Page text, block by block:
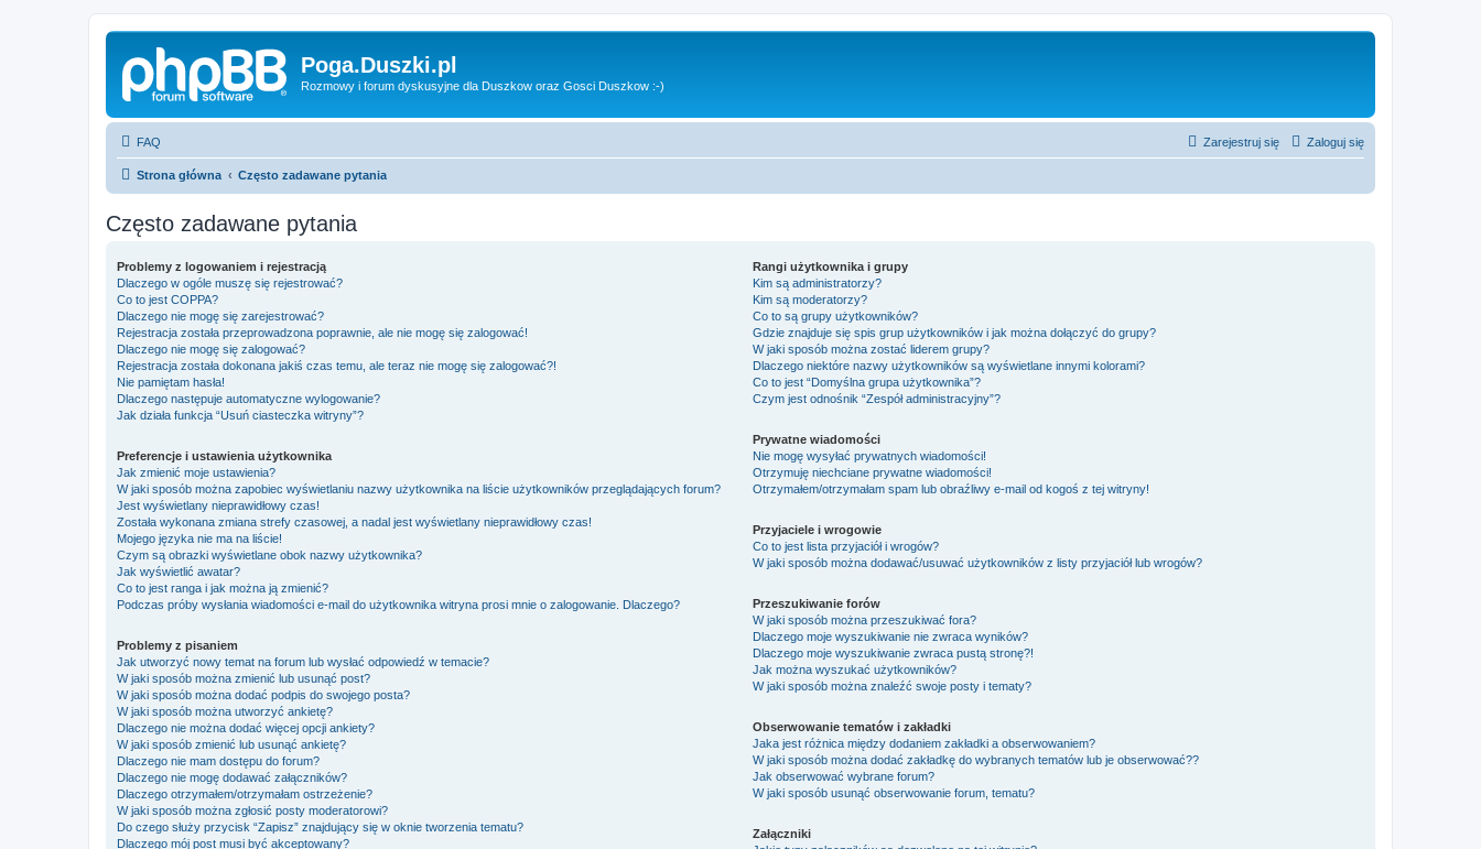
Poga.Duszki.pl
Rozmowy i forum dyskusyjne dla Duszkow oraz Gosci Duszkow :-)
FAQ Zaloguj się
Zarejestruj się
Strona główna Często zadawane pytania
Często zadawane pytania
Problemy z logowaniem i rejestracją
Dlaczego w ogóle muszę się rejestrować?
Co to jest COPPA?
Dlaczego nie mogę się zarejestrować?
Rejestracja została przeprowadzona poprawnie, ale nie mogę się zalogować!
Dlaczego nie mogę się zalogować?
Rejestracja została dokonana jakiś czas temu, ale teraz nie mogę się zalogować?!
Nie pamiętam hasła!
Dlaczego następuje automatyczne wylogowanie?
Jak działa funkcja “Usuń ciasteczka witryny”?
Preferencje i ustawienia użytkownika
Jak zmienić moje ustawienia?
W jaki sposób można zapobiec wyświetlaniu nazwy użytkownika na liście użytkowników przeglądających forum?
Jest wyświetlany nieprawidłowy czas!
Została wykonana zmiana strefy czasowej, a nadal jest wyświetlany nieprawidłowy czas!
Mojego języka nie ma na liście!
Czym są obrazki wyświetlane obok nazwy użytkownika?
Jak wyświetlić awatar?
Co to jest ranga i jak można ją zmienić?
Podczas próby wysłania wiadomości e-mail do użytkownika witryna prosi mnie o zalogowanie. Dlaczego?
Problemy z pisaniem
Jak utworzyć nowy temat na forum lub wysłać odpowiedź w temacie?
W jaki sposób można zmienić lub usunąć post?
W jaki sposób można dodać podpis do swojego posta?
W jaki sposób można utworzyć ankietę?
Dlaczego nie można dodać więcej opcji ankiety?
W jaki sposób zmienić lub usunąć ankietę?
Dlaczego nie mam dostępu do forum?
Dlaczego nie mogę dodawać załączników?
Dlaczego otrzymałem/otrzymałam ostrzeżenie?
W jaki sposób można zgłosić posty moderatorowi?
Do czego służy przycisk “Zapisz” znajdujący się w oknie tworzenia tematu?
Dlaczego mój post musi być akceptowany?
Rangi użytkownika i grupy
Kim są administratorzy?
Kim są moderatorzy?
Co to są grupy użytkowników?
Gdzie znajduje się spis grup użytkowników i jak można dołączyć do grupy?
W jaki sposób można zostać liderem grupy?
Dlaczego niektóre nazwy użytkowników są wyświetlane innymi kolorami?
Co to jest “Domyślna grupa użytkownika”?
Czym jest odnośnik “Zespół administracyjny”?
Prywatne wiadomości
Nie mogę wysyłać prywatnych wiadomości!
Otrzymuję niechciane prywatne wiadomości!
Otrzymałem/otrzymałam spam lub obraźliwy e-mail od kogoś z tej witryny!
Przyjaciele i wrogowie
Co to jest lista przyjaciół i wrogów?
W jaki sposób można dodawać/usuwać użytkowników z listy przyjaciół lub wrogów?
Przeszukiwanie forów
W jaki sposób można przeszukiwać fora?
Dlaczego moje wyszukiwanie nie zwraca wyników?
Dlaczego moje wyszukiwanie zwraca pustą stronę?!
Jak można wyszukać użytkowników?
W jaki sposób można znaleźć swoje posty i tematy?
Obserwowanie tematów i zakładki
Jaka jest różnica między dodaniem zakładki a obserwowaniem?
W jaki sposób można dodać zakładkę do wybranych tematów lub je obserwować??
Jak obserwować wybrane forum?
W jaki sposób usunąć obserwowanie forum, tematu?
Załączniki